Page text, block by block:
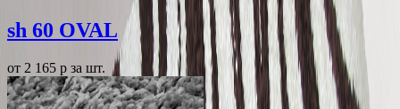
sh 60 OVAL
от 2 165 p за шт.